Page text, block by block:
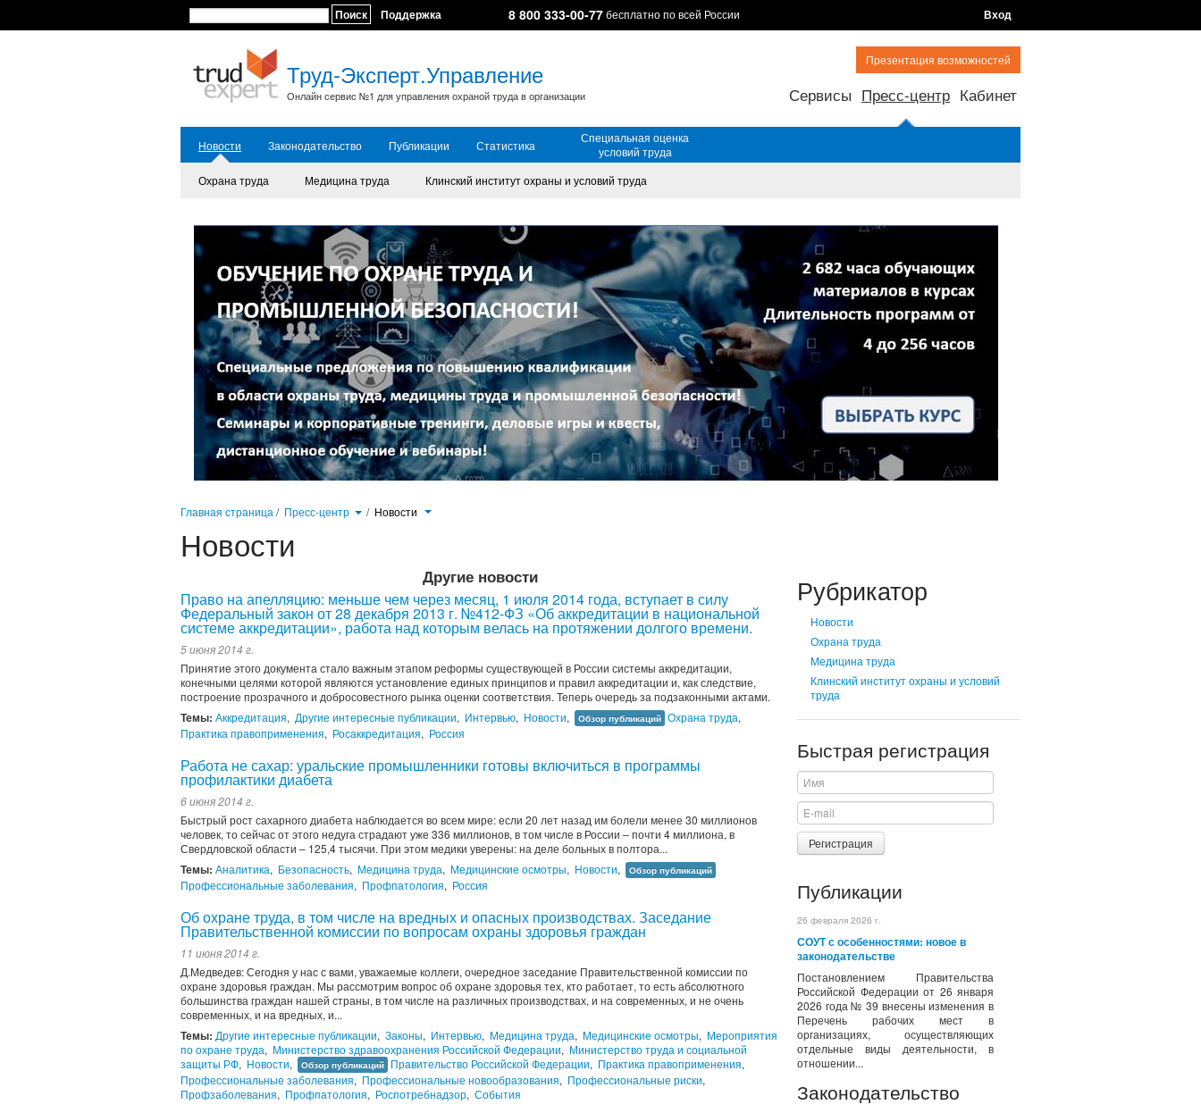
Поиск Поддержка 8 800 333-00-77бесплатно по всей России Вход
Труд-Эксперт.Управление
Онлайн сервис №1 для управления охраной труда в организации
Презентация возможностей
Сервисы Пресс-центр Кабинет
Новости Законодательство Публикации Статистика
Специальная оценка
условий труда
Охрана труда
Медицина труда Клинский институт охраны и условий труда
Главная страница / Пресс-центр / Новости
Новости
Рубрикатор
Новости
Охрана труда
Медицина труда
Клинский институт охраны и условий
труда
Быстрая регистрация
Регистрация
Публикации
26 февраля 2026 г.
СОУТ с особенностями: новое в
законодательстве
Постановлением Правительства
Российской Федерации от 26 января
2026 года № 39 внесены изменения в
Перечень рабочих мест в
организациях, осуществляющих
отдельные виды деятельности, в
отношении...
Законодательство
Другие новости
Право на апелляцию: меньше чем через месяц, 1 июля 2014 года, вступает в силу
Федеральный закон от 28 декабря 2013 г. №412-ФЗ «Об аккредитации в национальной
системе аккредитации», работа над которым велась на протяжении долгого времени.
5 июня 2014 г.
Принятие этого документа стало важным этапом реформы существующей в России системы аккредитации,
конечными целями которой являются установление единых принципов и правил аккредитации и, как следствие,
построение прозрачного и добросовестного рынка оценки соответствия. Теперь очередь за подзаконными актами.
Темы: Аккредитация, Другие интересные публикации, Интервью, Новости, Обзор публикаций Охрана труда,
Практика правоприменения, Росаккредитация, Россия
Работа не сахар: уральские промышленники готовы включиться в программы
профилактики диабета
6 июня 2014 г.
Быстрый рост сахарного диабета наблюдается во всем мире: если 20 лет назад им болели менее 30 миллионов
человек, то сейчас от этого недуга страдают уже 336 миллионов, в том числе в России – почти 4 миллиона, в
Свердловской области – 125,4 тысячи. При этом медики уверены: на деле больных в полтора...
Темы: Аналитика, Безопасность, Медицина труда, Медицинские осмотры, Новости, Обзор публикаций
Профессиональные заболевания, Профпатология, Россия
Об охране труда, в том числе на вредных и опасных производствах. Заседание
Правительственной комиссии по вопросам охраны здоровья граждан
11 июня 2014 г.
Д.Медведев: Сегодня у нас с вами, уважаемые коллеги, очередное заседание Правительственной комиссии по
охране здоровья граждан. Мы рассмотрим вопрос об охране здоровья тех, кто работает, то есть абсолютного
большинства граждан нашей страны, в том числе на различных производствах, и на современных, и не очень
современных, и на вредных, и...
Темы: Другие интересные публикации, Законы, Интервью, Медицина труда, Медицинские осмотры, Мероприятия
по охране труда, Министерство здравоохранения Российской Федерации, Министерство труда и социальной
защиты РФ, Новости, Обзор публикаций Правительство Российской Федерации, Практика правоприменения,
Профессиональные заболевания, Профессиональные новообразования, Профессиональные риски,
Профзаболевания, Профпатология, Роспотребнадзор, События